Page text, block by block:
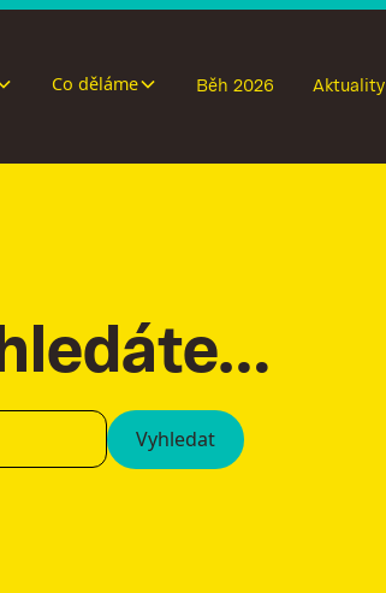
Co děláme Běh 2026 Aktuality